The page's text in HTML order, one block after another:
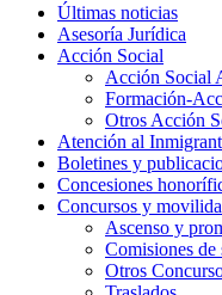
Últimas noticias
Asesoría Jurídica
Acción Social
Acción Social
Formación-
Otros Acción
Atención al
Boletines y
Concesiones
Concursos y
Ascenso y
Comisiones de
Otros